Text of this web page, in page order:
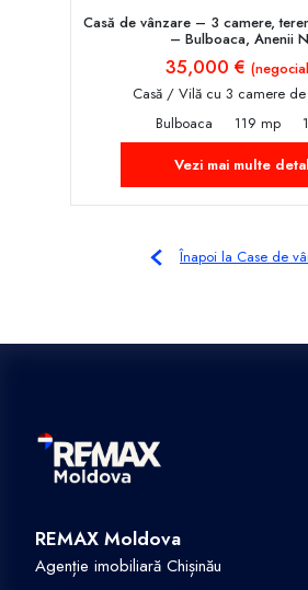
Casă de vânzare – 3 camere,
– Bulboaca, Anenii
35,000 €
Casă / Vilă cu 3 camere
Bulboaca
119 mp
Vezi mai multe
Înapoi la Case de
REMAX Moldova
Agenție imobiliară Chișinău